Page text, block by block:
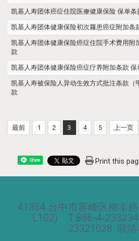
凯基人寿团体癌症住院医療健康保险 保单条
凯基人寿团体健康保险初次罹患癌症附加条
凯基人寿团体健康保险癌症住院手术费用附
款
凯基人寿团体健康保险癌症疗养附加条款 保
凯基人寿被保险人异动生效方式批注条款（
款
最前 1 2 3 4 5 上一页
Share Print this
41354 台中市雾峰区柳丰
L102) T:886-4-
23321028 联